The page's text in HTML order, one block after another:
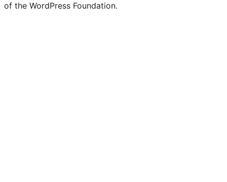
of the WordPress Foundation.